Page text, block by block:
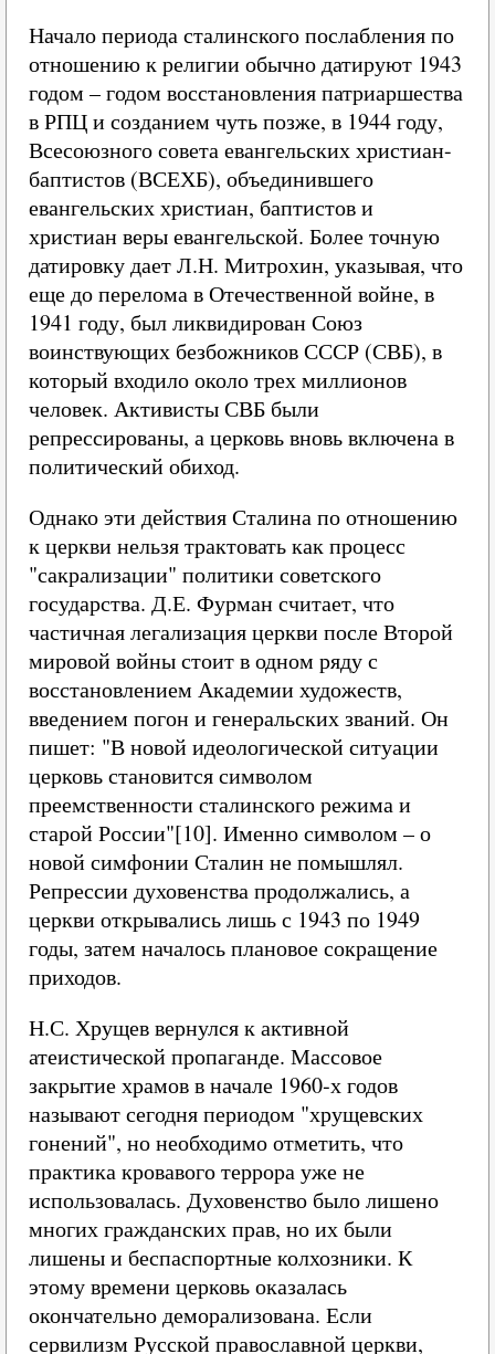
Начало периода сталинского послабления по
отношению к религии обычно датируют 1943
годом – годом восстановления патриаршества
в РПЦ и созданием чуть позже, в 1944 году,
Всесоюзного совета евангельских христиан-
баптистов (ВСЕХБ), объединившего
евангельских христиан, баптистов и
христиан веры евангельской. Более точную
датировку дает Л.Н. Митрохин, указывая, что
еще до перелома в Отечественной войне, в
1941 году, был ликвидирован Союз
воинствующих безбожников СССР (СВБ), в
который входило около трех миллионов
человек. Активисты СВБ были
репрессированы, а церковь вновь включена в
политический обиход.
Однако эти действия Сталина по отношению
к церкви нельзя трактовать как процесс
"сакрализации" политики советского
государства. Д.Е. Фурман считает, что
частичная легализация церкви после Второй
мировой войны стоит в одном ряду с
восстановлением Академии художеств,
введением погон и генеральских званий. Он
пишет: "В новой идеологической ситуации
церковь становится символом
преемственности сталинского режима и
старой России"[10]. Именно символом – о
новой симфонии Сталин не помышлял.
Репрессии духовенства продолжались, а
церкви открывались лишь с 1943 по 1949
годы, затем началось плановое сокращение
приходов.
Н.С. Хрущев вернулся к активной
атеистической пропаганде. Массовое
закрытие храмов в начале 1960‑х годов
называют сегодня периодом "хрущевских
гонений", но необходимо отметить, что
практика кровавого террора уже не
использовалась. Духовенство было лишено
многих гражданских прав, но их были
лишены и беспаспортные колхозники. К
этому времени церковь оказалась
окончательно деморализована. Если
сервилизм Русской православной церкви,